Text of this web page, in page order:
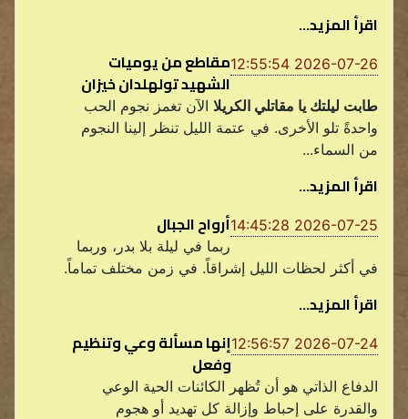
اقرأ المزيد...
2026-07-26 12:55:54
مقاطع من يوميات
الشهيد تولهلدان خيزان
طابت ليلتك يا مقاتلي الكريلاالآن تغمز نجوم الحب
واحدةً تلو الأخرى. في عتمة الليل تنظر إلينا النجوم
من السماء...
اقرأ المزيد...
2026-07-25 14:45:28 أرواح الجبال
ربما في ليلة بلا بدر، وربما
في أكثر لحظات الليل إشراقاً. في زمن مختلف تماماً.
اقرأ المزيد...
2026-07-24 12:56:57
إنها مسألة وعي وتنظيم
وفعل
الدفاع الذاتي هو أن تُظهر الكائنات الحية الوعي
والقدرة على إحباط وإزالة كل تهديد أو هجوم